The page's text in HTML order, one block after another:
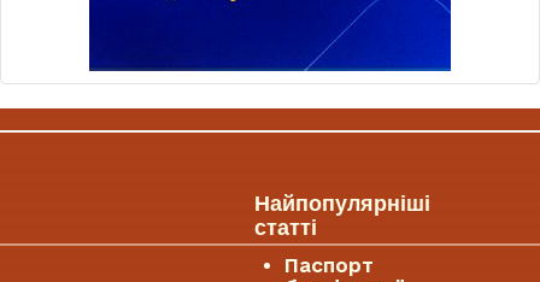
Найпопулярніші
статті
Паспорт